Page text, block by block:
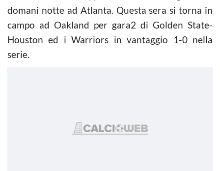
domani notte ad Atlanta. Questa sera si torna in
campo ad Oakland per gara2 di Golden State-
Houston ed i Warriors in vantaggio 1-0 nella
serie.